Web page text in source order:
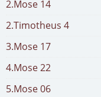
2.Mose 14
2.Timotheus 4
3.Mose 17
4.Mose 22
5.Mose 06